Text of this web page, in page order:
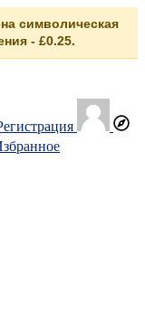
символическая
- £0.25.